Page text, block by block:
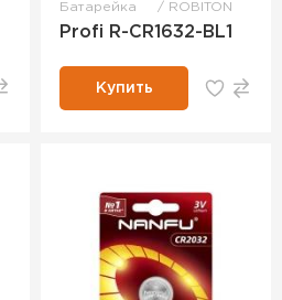
Батарейка ROBITON
Profi R-CR1632-BL1
Купить